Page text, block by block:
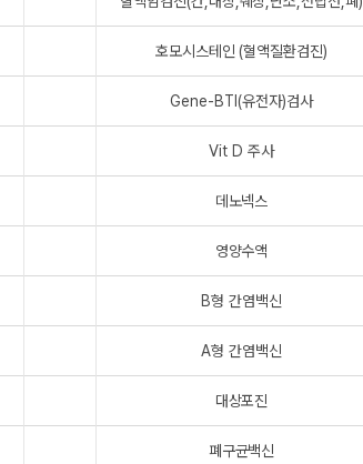
호모시스테인 (혈액질환검진)
Gene-BTI(유전자)검사
Vit D 주사
데노넥스
영양수액
B형 간염백신
A형 간염백신
대상포진
폐구균백신